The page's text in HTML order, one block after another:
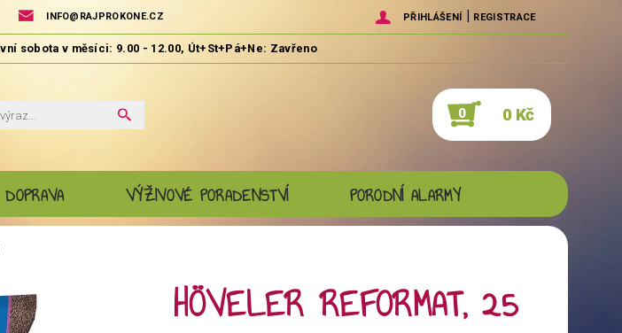
INFO@RAJPROKONE.CZ PŘIHLÁŠENÍ | REGISTRACE
0 0 Kč
DOPRAVA VÝŽIVOVÉ PORADENSTVÍ PORODNÍ ALARMY
HÖVELER REFORMAT, 25